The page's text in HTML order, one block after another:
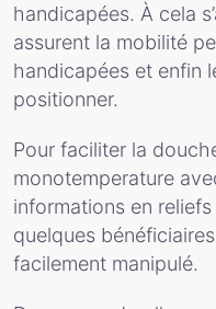
handicapées. À cela
assurent la mobilité
handicapées et enfin
positionner.
Pour faciliter la
monotemperature
informations en
quelques
facilement manipulé.